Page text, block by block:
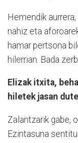
Hemendik
nahiz eta
hamar pertsona
hilerrian. Bada
Elizak itxita,
hiletek jasan
Zalantzarik gabe,
Ezintasuna